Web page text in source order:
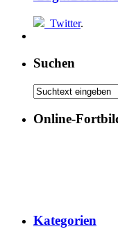
Twitter.
Suchen
Online-
Kategorien